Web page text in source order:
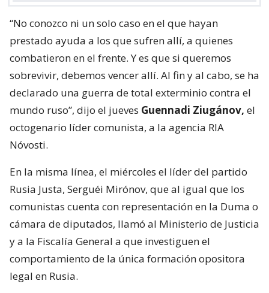
“No conozco ni un solo caso en el que hayan
prestado ayuda a los que sufren allí, a quienes
combatieron en el frente. Y es que si queremos
sobrevivir, debemos vencer allí. Al fin y al cabo, se ha
declarado una guerra de total exterminio contra el
mundo ruso”, dijo el jueves Guennadi Ziugánov, el
octogenario líder comunista, a la agencia RIA
Nóvosti.
En la misma línea, el miércoles el líder del partido
Rusia Justa, Serguéi Mirónov, que al igual que los
comunistas cuenta con representación en la Duma o
cámara de diputados, llamó al Ministerio de Justicia
y a la Fiscalía General a que investiguen el
comportamiento de la única formación opositora
legal en Rusia.